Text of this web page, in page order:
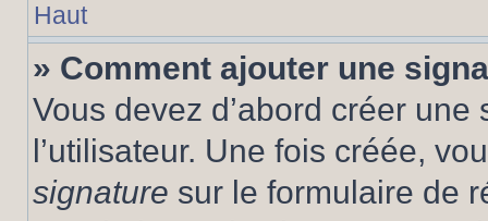
Haut
» Comment ajouter une
Vous devez d’abord créer
l’utilisateur. Une fois créée,
signature sur le formulaire de